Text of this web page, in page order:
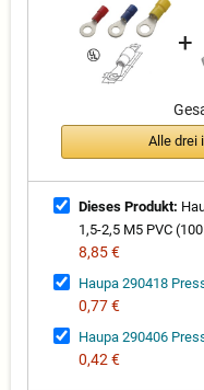
+
Alle drei
Dieses Produkt:
1,5-2,5 M5 PVC
8,85 €
Haupa 290418
0,77 €
Haupa 290406
0,42 €